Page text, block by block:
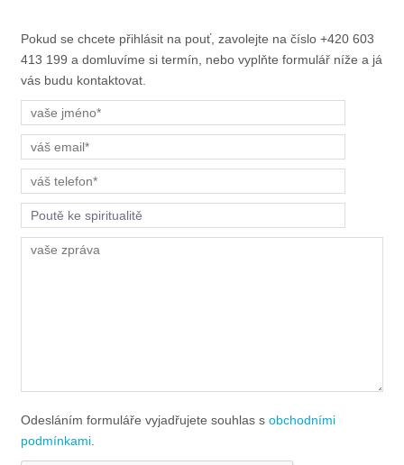
Pokud se chcete přihlásit na pouť, zavolejte na číslo +420 603
413 199 a domluvíme si termín, nebo vyplňte formulář níže a já
vás budu kontaktovat.
Odesláním formuláře vyjadřujete souhlas s obchodními
podmínkami.